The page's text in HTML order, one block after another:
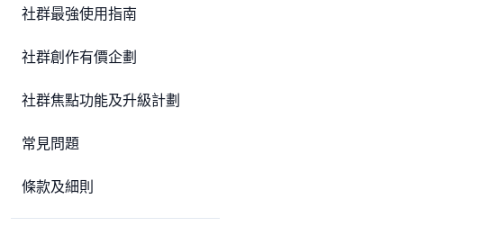
社群最強使用指南
社群創作有價企劃
社群焦點功能及升級計劃
常見問題
條款及細則